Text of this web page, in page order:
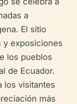
a
El sitio
y exposiciones
los pueblos
de Ecuador.
los visitantes
más